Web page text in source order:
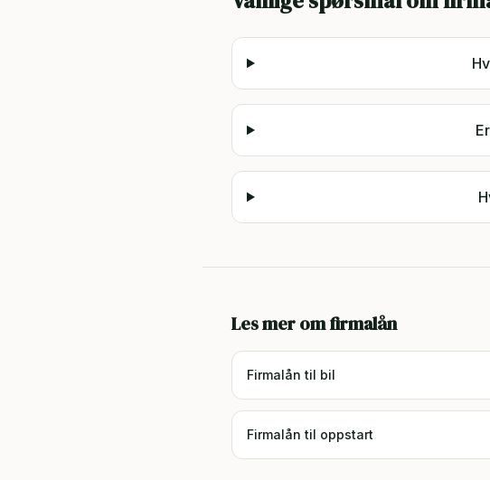
Les mer om firmalån
Firmalån til bil
Firmalån til oppstart